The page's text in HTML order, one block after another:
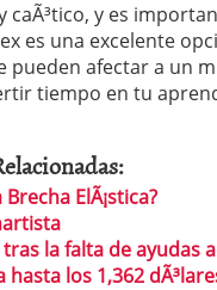
caÃ³tico, y es
es una excelente
pueden afectar a un
tiempo en tu
ElÃ¡stica?
la falta de ayudas
hasta los 1,362